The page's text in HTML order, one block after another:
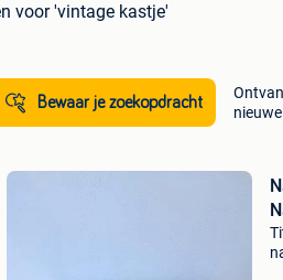
voor 'vintage kastje'
Bewaar je zoekopdracht